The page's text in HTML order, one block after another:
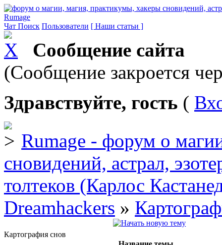
Rumage
Чат Поиск Пользователи [ Наши статьи ]
Сообщение сайта
(Сообщение закроется
Здравствуйте, гость (
Rumage - форум о
сновидений, астрал,
толтеков (Карлос
Dreamhackers »
Картография снов